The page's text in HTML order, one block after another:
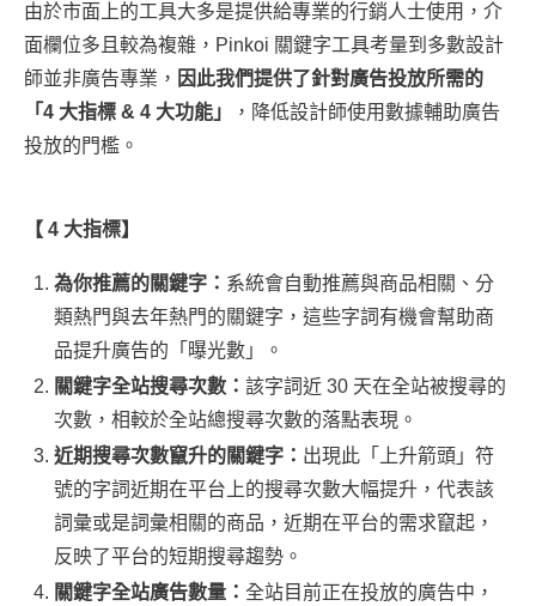
由於市面上的工具大多是提供給專業的行銷人士使用，介
面欄位多且較為複雜，Pinkoi 關鍵字工具考量到多數設計
師並非廣告專業， 因此我們提供了針對廣告投放所需的
「4 大指標 & 4 大功能」
，降低設計師使用數據輔助廣告
投放的門檻。
【 4 大指標】
為你推薦的關鍵字： 系統會自動推薦與商品相關、分
類熱門與去年熱門的關鍵字，這些字詞有機會幫助商
品提升廣告的「曝光數」。
關鍵字全站搜尋次數： 該字詞近 30 天在全站被搜尋的
次數，相較於全站總搜尋次數的落點表現。
近期搜尋次數竄升的關鍵字： 出現此「上升箭頭」符
號的字詞近期在平台上的搜尋次數大幅提升，代表該
詞彙或是詞彙相關的商品，近期在平台的需求竄起，
反映了平台的短期搜尋趨勢。
關鍵字全站廣告數量： 全站目前正在投放的廣告中，